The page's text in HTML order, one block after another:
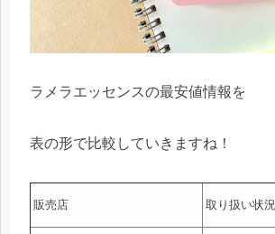
ラメラエッセンスの最安値情報を
表の形で比較していきますね！
販売店 取り扱い状況